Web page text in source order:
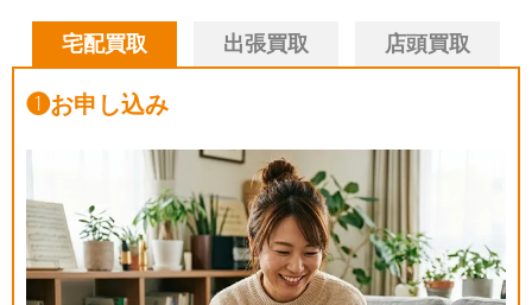
宅配買取 出張買取 店頭買取
❶お申し込み